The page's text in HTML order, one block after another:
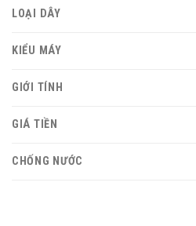
LOẠI DÂY
KIỂU MÁY
GIỚI TÍNH
GIÁ TIỀN
CHỐNG NƯỚC